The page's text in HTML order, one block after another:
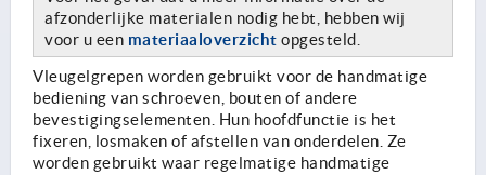
afzonderlijke materialen nodig hebt, hebben wij
voor u een materiaaloverzicht opgesteld.
Vleugelgrepen worden gebruikt voor de handmatige
bediening van schroeven, bouten of andere
bevestigingselementen. Hun hoofdfunctie is het
fixeren, losmaken of afstellen van onderdelen. Ze
worden gebruikt waar regelmatige handmatige